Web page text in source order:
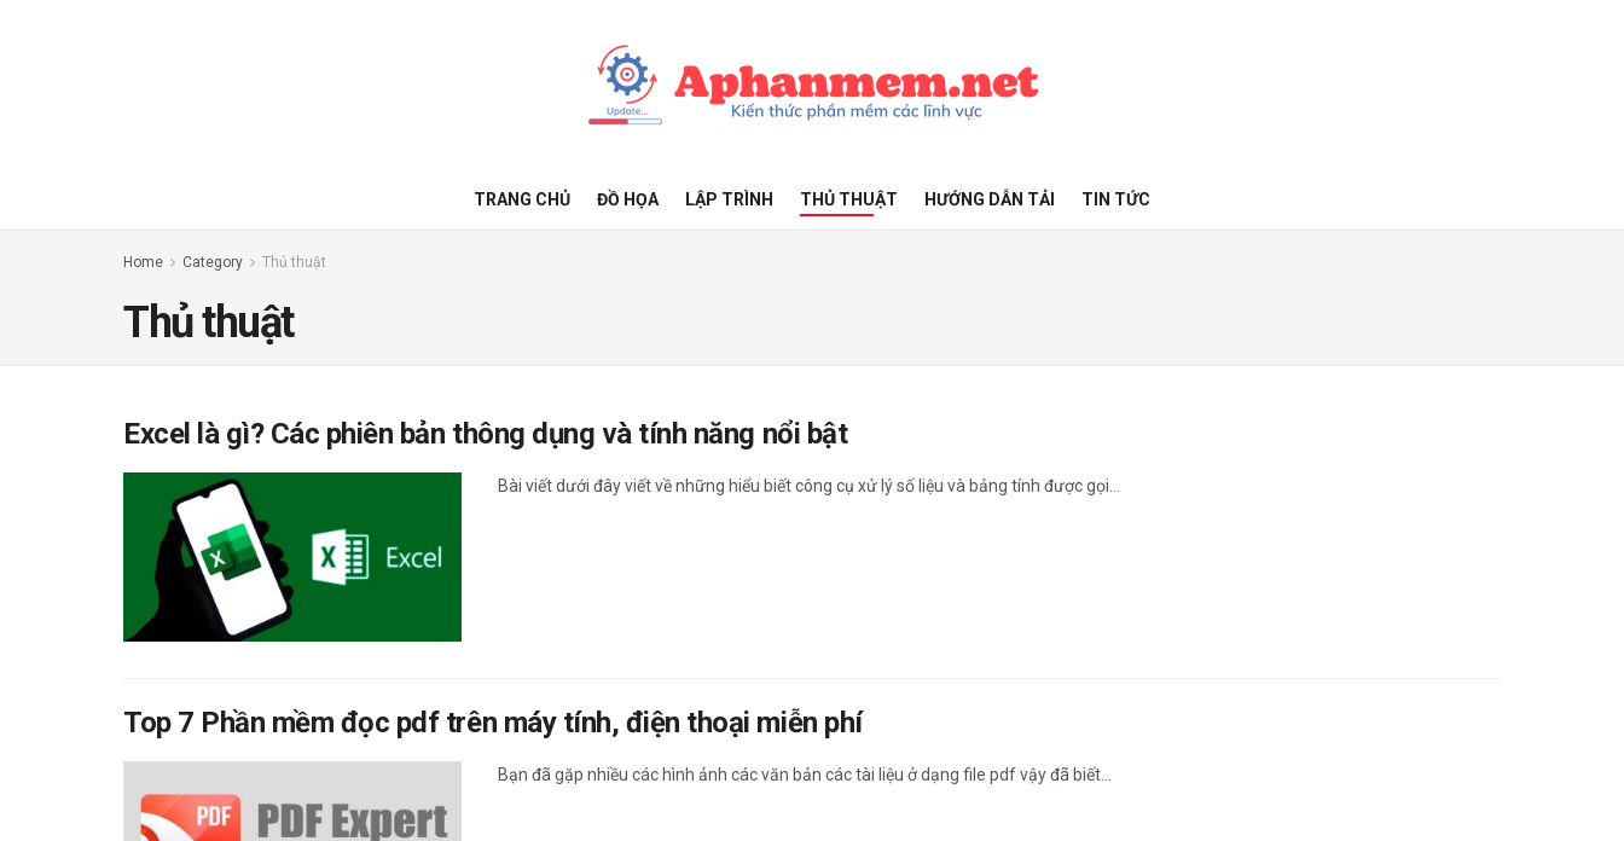
TRANG CHỦ ĐỒ HỌA LẬP TRÌNH THỦ THUẬT HƯỚNG DẪN TẢI TIN TỨC
Home Category Thủ thuật
Thủ thuật
Excel là gì? Các phiên bản thông dụng và tính năng nổi bật
Bài viết dưới đây viết về những hiểu biết công cụ xử lý số liệu và bảng tính được gọi...
Top 7 Phần mềm đọc pdf trên máy tính, điện thoại miễn phí
Bạn đã gặp nhiều các hình ảnh các văn bản các tài liệu ở dạng file pdf vậy đã biết...